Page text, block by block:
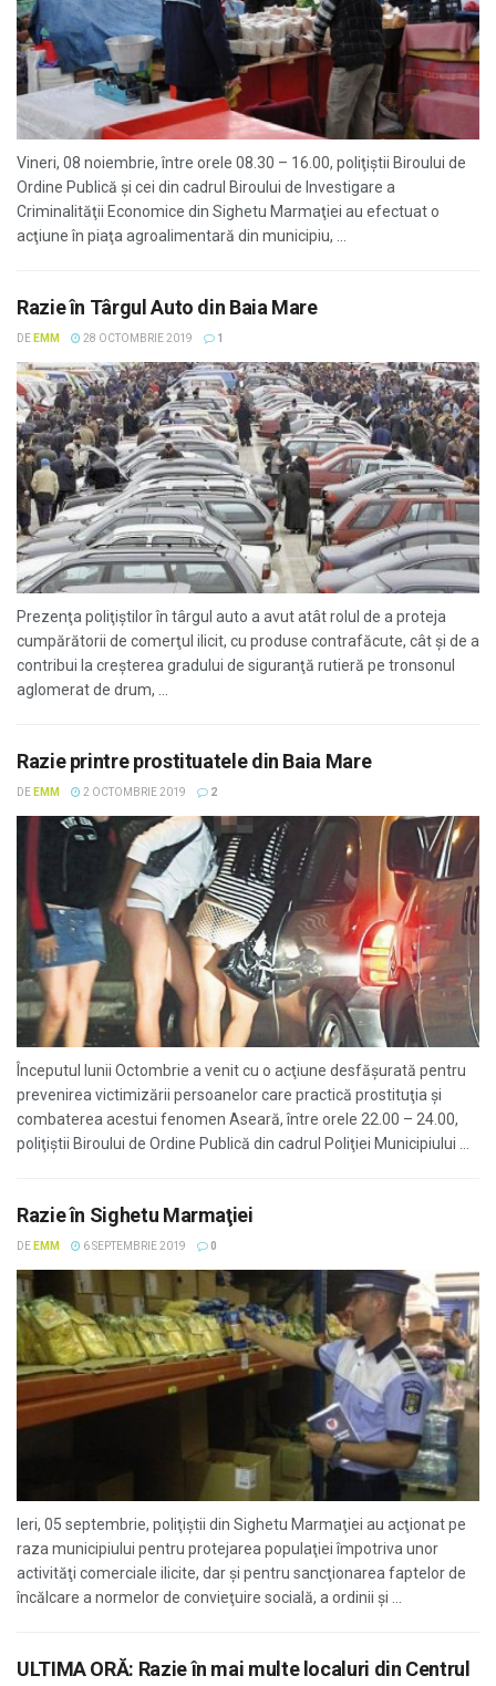
Vineri, 08 noiembrie, între orele 08.30 – 16.00, poliţiştii Biroului de
Ordine Publică şi cei din cadrul Biroului de Investigare a
Criminalităţii Economice din Sighetu Marmaţiei au efectuat o
acţiune în piaţa agroalimentară din municipiu, ...
Razie în Târgul Auto din Baia Mare
DE EMM 28 OCTOMBRIE 2019 1
Prezenţa poliţiştilor în târgul auto a avut atât rolul de a proteja
cumpărătorii de comerţul ilicit, cu produse contrafăcute, cât şi de a
contribui la creşterea gradului de siguranţă rutieră pe tronsonul
aglomerat de drum, ...
Razie printre prostituatele din Baia Mare
DE EMM 2 OCTOMBRIE 2019 2
Începutul lunii Octombrie a venit cu o acţiune desfăşurată pentru
prevenirea victimizării persoanelor care practică prostituţia şi
combaterea acestui fenomen Aseară, între orele 22.00 – 24.00,
poliţiştii Biroului de Ordine Publică din cadrul Poliţiei Municipiului ...
Razie în Sighetu Marmaţiei
DE EMM 6 SEPTEMBRIE 2019 0
Ieri, 05 septembrie, poliţiştii din Sighetu Marmaţiei au acţionat pe
raza municipiului pentru protejarea populaţiei împotriva unor
activităţi comerciale ilicite, dar şi pentru sancţionarea faptelor de
încălcare a normelor de convieţuire socială, a ordinii şi ...
ULTIMA ORĂ: Razie în mai multe localuri din Centrul